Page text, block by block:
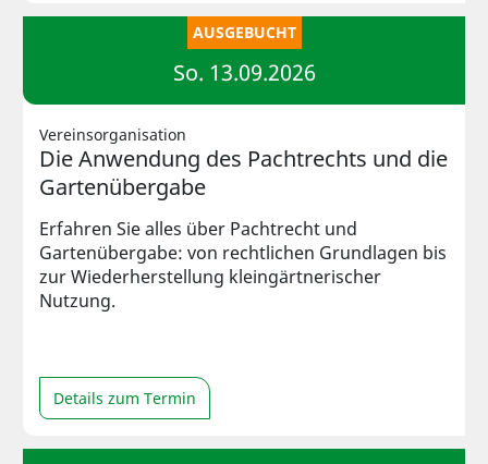
AUSGEBUCHT
So. 13.09.2026
Vereinsorganisation
Die Anwendung des Pachtrechts und die
Gartenübergabe
Erfahren Sie alles über Pachtrecht und
Gartenübergabe: von rechtlichen Grundlagen bis
zur Wiederherstellung kleingärtnerischer
Nutzung.
Details zum Termin